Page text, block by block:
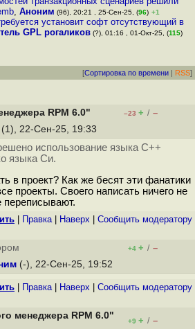
, Аноним (96), 20:21 , 25-Сен-25, (96) +1
установит софт отсутствующий в
GPL рогаликов(?), 01:16 , 01-Окт-25, (115)
[Сортировка по времени | RSS]
RPM 6.0" –23 + / –
(1), 22-Сен-25, 19:33
использование языка C++
языка Си.
в проект? Как же бесят эти фанатики
проекты. Своего написать ничего не
переписывают.
Правка| Наверх Cообщить модератору
+4 + / –
(-), 22-Сен-25, 19:52
Правка| Наверх Cообщить модератору
менеджера RPM 6.0"
+9 + / –